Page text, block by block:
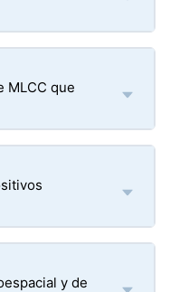
MLCC que
y de